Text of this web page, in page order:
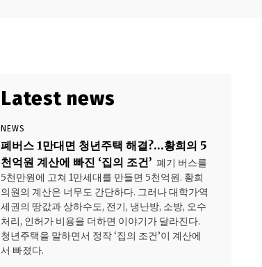
Latest news
NEWS
폐버스 1만대면 청년주택 해결?…황희의 5
천억원 계산에 빠진 ‘집의 조건’ 폐기 버스를
5천만원에 고쳐 1만세대를 만들면 5천억원. 황희
의원의 계산은 너무도 간단하다. 그러나 대학가·역
세권의 땅값과 상하수도, 전기, 냉난방, 소방, 오수
처리, 인허가 비용을 더하면 이야기가 달라진다.
청년주택을 말하면서 정작 ‘집의 조건’이 계산에
서 빠졌다.